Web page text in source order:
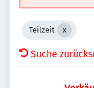
Teilzeit
Suche